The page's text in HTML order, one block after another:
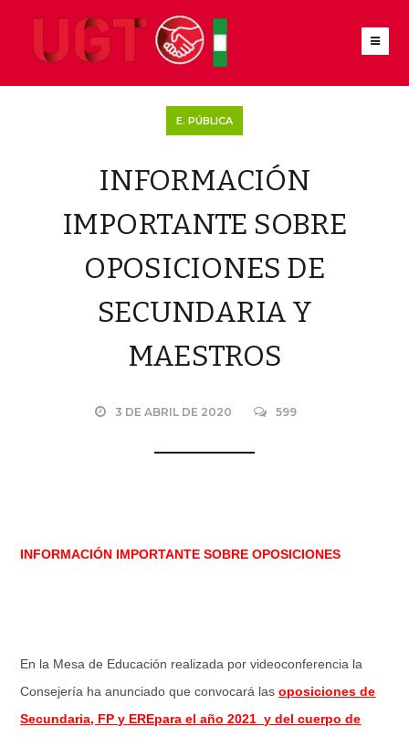
E. PÚBLICA
INFORMACIÓN
IMPORTANTE SOBRE
OPOSICIONES DE
SECUNDARIA Y
MAESTROS
3 DE ABRIL DE 2020 599
INFORMACIÓN IMPORTANTE SOBRE OPOSICIONES
En la Mesa de Educación realizada por videoconferencia la
Consejería ha anunciado que convocará lasoposiciones de
Secundaria, FP y EREpara el año 2021 y del cuerpo de